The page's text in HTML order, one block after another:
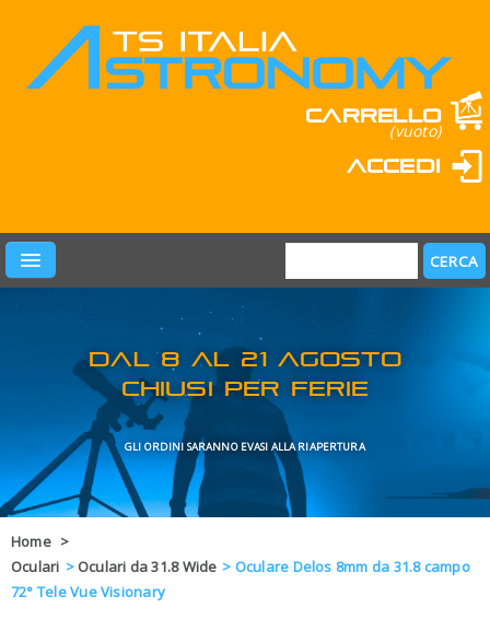
Carrello
(vuoto)
Accedi
PRODOTTI
LEARN & FUN
MARCHI
OFFERTE
BLOG
DAL 8 AL 21
Home >
Oculari > Oculari da 31.8 Wide > Oculare Delos 8mm da 31.8 campo
72° Tele Vue Visionary